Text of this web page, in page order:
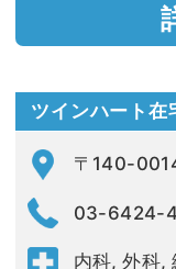
ツインハート在
〒140-
03-6424-